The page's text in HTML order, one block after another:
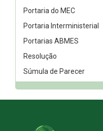
Portaria do MEC
Portaria Interministerial
Portarias ABMES
Resolução
Súmula de Parecer